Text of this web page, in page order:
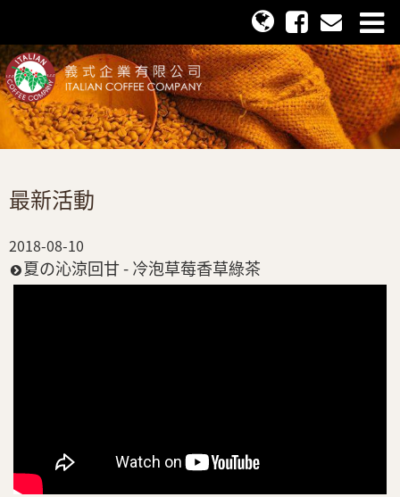
最新活動
2018-08-10
夏の沁涼回甘 - 冷泡草莓香草綠茶